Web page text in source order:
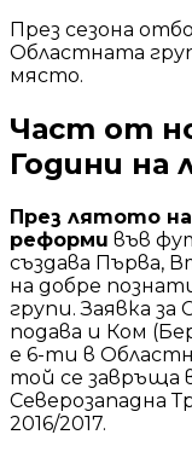
През сезона
Областната
място.
Част от
Години на
През лятото
реформи във
създава Първа,
на добре
групи. Заявка за
подава и Ком
е 6-ти в
той се завръща
Северозападна
2016/2017.